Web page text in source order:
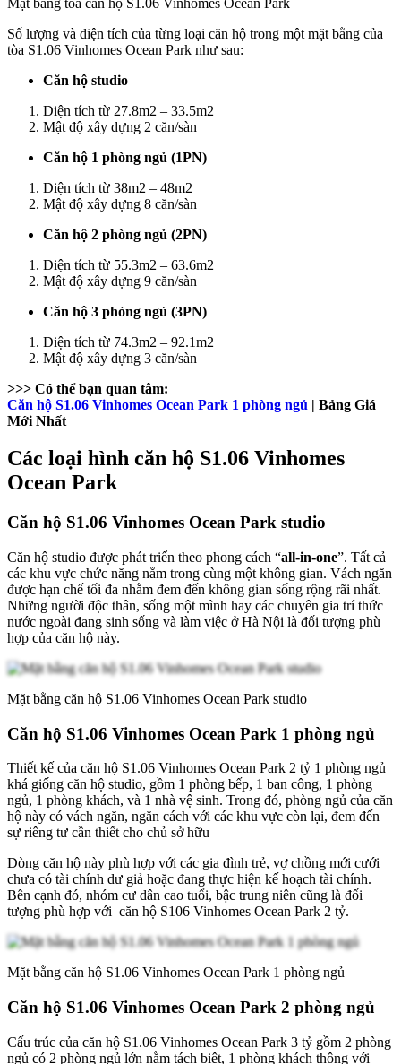
Số lượng và diện tích của từng loại căn hộ trong một mặt bằng của
tòa S1.06 Vinhomes Ocean Park như sau:
Căn hộ studio
Diện tích từ 27.8m2 – 33.5m2
Mật độ xây dựng 2 căn/sàn
Căn hộ 1 phòng ngủ (1PN)
Diện tích từ 38m2 – 48m2
Mật độ xây dựng 8 căn/sàn
Căn hộ 2 phòng ngủ (2PN)
Diện tích từ 55.3m2 – 63.6m2
Mật độ xây dựng 9 căn/sàn
Căn hộ 3 phòng ngủ (3PN)
Diện tích từ 74.3m2 – 92.1m2
Mật độ xây dựng 3 căn/sàn
>>> Có thể bạn quan tâm:
Căn hộ S1.06 Vinhomes Ocean Park 1 phòng ngủ | Bảng Giá
Mới Nhất
Các loại hình căn hộ S1.06 Vinhomes
Ocean Park
Căn hộ S1.06 Vinhomes Ocean Park studio
Căn hộ studio được phát triển theo phong cách “all-in-one”. Tất cả
các khu vực chức năng nằm trong cùng một không gian. Vách ngăn
được hạn chế tối đa nhằm đem đến không gian sống rộng rãi nhất.
Những người độc thân, sống một mình hay các chuyên gia trí thức
nước ngoài đang sinh sống và làm việc ở Hà Nội là đối tượng phù
hợp của căn hộ này.
Mặt bằng căn hộ S1.06 Vinhomes Ocean Park studio
Căn hộ S1.06 Vinhomes Ocean Park 1 phòng ngủ
Thiết kế của căn hộ S1.06 Vinhomes Ocean Park 2 tỷ 1 phòng ngủ
khá giống căn hộ studio, gồm 1 phòng bếp, 1 ban công, 1 phòng
ngủ, 1 phòng khách, và 1 nhà vệ sinh. Trong đó, phòng ngủ của căn
hộ này có vách ngăn, ngăn cách với các khu vực còn lại, đem đến
sự riêng tư cần thiết cho chủ sở hữu
Dòng căn hộ này phù hợp với các gia đình trẻ, vợ chồng mới cưới
chưa có tài chính dư giả hoặc đang thực hiện kế hoạch tài chính.
Bên cạnh đó, nhóm cư dân cao tuổi, bậc trung niên cũng là đối
tượng phù hợp với căn hộ S106 Vinhomes Ocean Park 2 tỷ.
Mặt bằng căn hộ S1.06 Vinhomes Ocean Park 1 phòng ngủ
Căn hộ S1.06 Vinhomes Ocean Park 2 phòng ngủ
Cấu trúc của căn hộ S1.06 Vinhomes Ocean Park 3 tỷ gồm 2 phòng
ngủ có 2 phòng ngủ lớn nằm tách biệt, 1 phòng khách thông với